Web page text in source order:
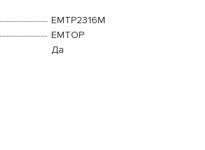
EMTP2316M
EMTOP
Да